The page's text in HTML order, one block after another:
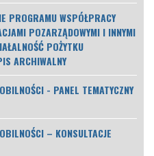
PROGRAMU WSPÓŁPRACY
POZARZĄDOWYMI I INNYMI
POŻYTKU
ARCHIWALNY
- PANEL TEMATYCZNY
– KONSULTACJE